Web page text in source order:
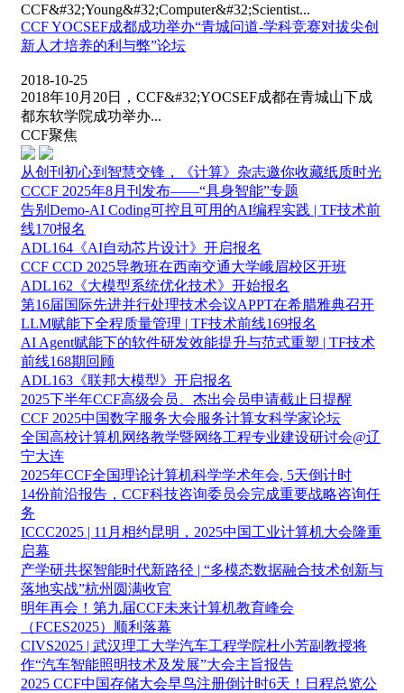
CCF&#32;Young&#32;Computer&#32;Scientist...
CCF YOCSEF成都成功举办“青城问道-学科竞赛对拔尖创
新人才培养的利与弊”论坛
2018-10-25
2018年10月20日，CCF&#32;YOCSEF成都在青城山下成
都东软学院成功举办...
CCF聚焦
从创刊初心到智慧交锋，《计算》杂志邀你收藏纸质时光
CCCF 2025年8月刊发布——“具身智能”专题
告别Demo-AI Coding可控且可用的AI编程实践 | TF技术前
线170报名
ADL164《AI自动芯片设计》开启报名
CCF CCD 2025导教班在西南交通大学峨眉校区开班
ADL162《大模型系统优化技术》开始报名
第16届国际先进并行处理技术会议APPT在希腊雅典召开
LLM赋能下全程质量管理 | TF技术前线169报名
AI Agent赋能下的软件研发效能提升与范式重塑 | TF技术
前线168期回顾
ADL163《联邦大模型》开启报名
2025下半年CCF高级会员、杰出会员申请截止日提醒
CCF 2025中国数字服务大会服务计算女科学家论坛
全国高校计算机网络教学暨网络工程专业建设研讨会@辽
宁大连
2025年CCF全国理论计算机科学学术年会, 5天倒计时
14份前沿报告，CCF科技咨询委员会完成重要战略咨询任
务
ICCC2025 | 11月相约昆明，2025中国工业计算机大会隆重
启幕
产学研共探智能时代新路径 | “多模态数据融合技术创新与
落地实战”杭州圆满收官
明年再会！第九届CCF未来计算机教育峰会
（FCES2025）顺利落幕
CIVS2025 | 武汉理工大学汽车工程学院杜小芳副教授将
作“汽车智能照明技术及发展”大会主旨报告
2025 CCF中国存储大会早鸟注册倒计时6天！日程总览公